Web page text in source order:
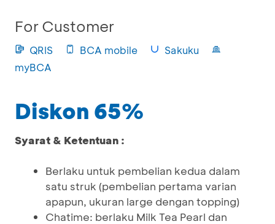
For Customer
QRIS BCA mobile
Sakuku
myBCA
Diskon 65%
Syarat & Ketentuan :
Berlaku untuk pembelian kedua dalam
satu struk (pembelian pertama varian
apapun, ukuran large dengan topping)
Chatime: berlaku Milk Tea Pearl dan